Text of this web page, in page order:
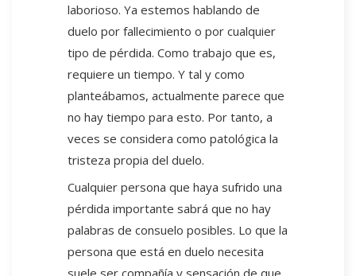
laborioso. Ya estemos hablando de
duelo por fallecimiento o por cualquier
tipo de pérdida. Como trabajo que es,
requiere un tiempo. Y tal y como
planteábamos, actualmente parece que
no hay tiempo para esto. Por tanto, a
veces se considera como patológica la
tristeza propia del duelo.
Cualquier persona que haya sufrido una
pérdida importante sabrá que no hay
palabras de consuelo posibles. Lo que la
persona que está en duelo necesita
suele ser compañía y sensación de que